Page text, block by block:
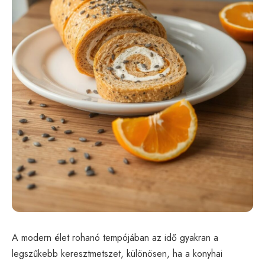
A modern élet rohanó tempójában az idő gyakran a
legszűkebb keresztmetszet, különösen, ha a konyhai